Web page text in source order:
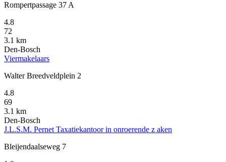
Rompertpassage 37 A
4.8
72
3.1 km
Den-Bosch
Viermakelaars
Walter Breedveldplein 2
4.8
69
3.1 km
Den-Bosch
J.L.S.M. Pernet Taxatiekantoor in onroerende z aken
Bleijendaalseweg 7